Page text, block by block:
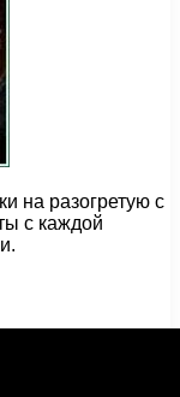
на разогретую с
с каждой